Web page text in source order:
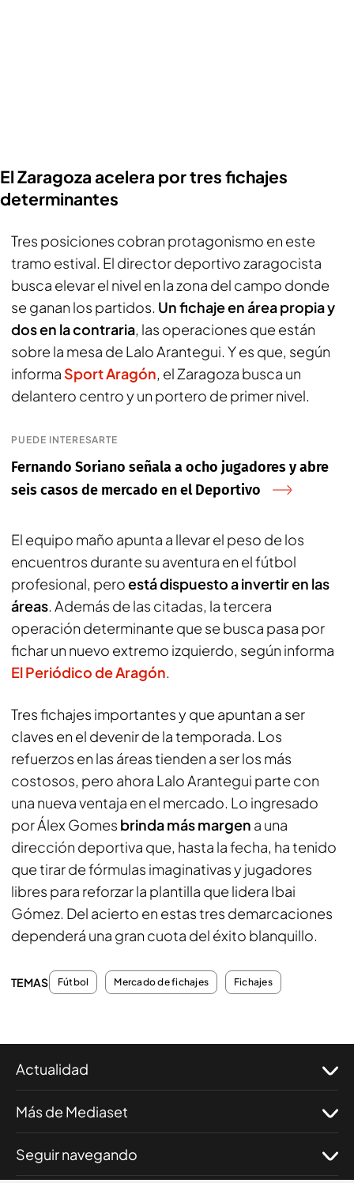
El Zaragoza acelera por tres fichajes
determinantes
Tres posiciones cobran protagonismo en este
tramo estival. El director deportivo zaragocista
busca elevar el nivel en la zona del campo donde
se ganan los partidos. Un fichaje en área propia y
dos en la contraria, las operaciones que están
sobre la mesa de Lalo Arantegui. Y es que, según
informa Sport Aragón, el Zaragoza busca un
delantero centro y un portero de primer nivel.
PUEDE INTERESARTE
Fernando Soriano señala a ocho jugadores y abre
seis casos de mercado en el Deportivo
El equipo maño apunta a llevar el peso de los
encuentros durante su aventura en el fútbol
profesional, peroestá dispuesto a invertir en las
áreas. Además de las citadas, la tercera
operación determinante que se busca pasa por
fichar un nuevo extremo izquierdo, según informa
El Periódico de Aragón.
Tres fichajes importantes y que apuntan a ser
claves en el devenir de la temporada. Los
refuerzos en las áreas tienden a ser los más
costosos, pero ahora Lalo Arantegui parte con
una nueva ventaja en el mercado. Lo ingresado
por Álex Gomes brinda más margen a una
dirección deportiva que, hasta la fecha, ha tenido
que tirar de fórmulas imaginativas y jugadores
libres para reforzar la plantilla que lidera Ibai
Gómez. Del acierto en estas tres demarcaciones
dependerá una gran cuota del éxito blanquillo.
TEMAS Fútbol Mercado de fichajes Fichajes
Actualidad
Más de Mediaset
Seguir navegando